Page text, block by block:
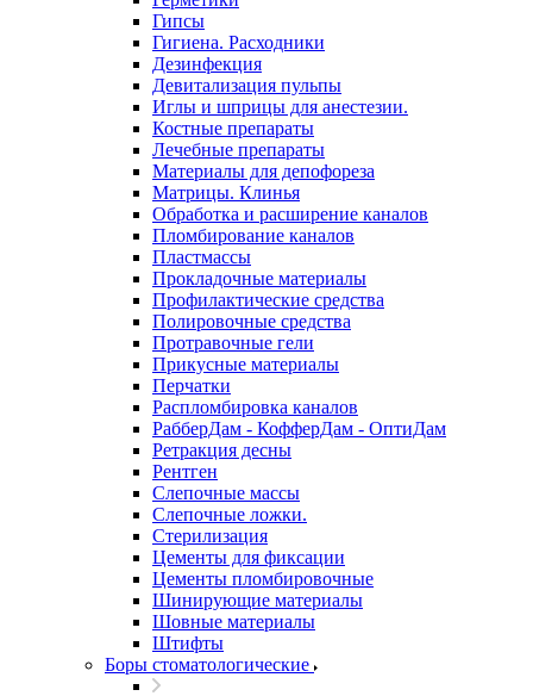
Гипсы
Гигиена. Расходники
Дезинфекция
Девитализация пульпы
Иглы и шприцы для анестезии.
Костные препараты
Лечебные препараты
Материалы для депофореза
Матрицы. Клинья
Обработка и расширение каналов
Пломбирование каналов
Пластмассы
Прокладочные материалы
Профилактические средства
Полировочные средства
Протравочные гели
Прикусные материалы
Перчатки
Распломбировка каналов
РабберДам - КофферДам - ОптиДам
Ретракция десны
Рентген
Слепочные массы
Слепочные ложки.
Стерилизация
Цементы для фиксации
Цементы пломбировочные
Шинирующие материалы
Шовные материалы
Штифты
Боры стоматологические